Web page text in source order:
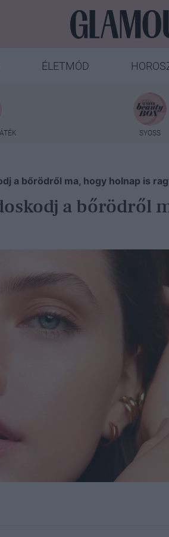
ÉLETMÓD
SYOSS
a bőrödről ma, hogy holnap is
a bőrödről